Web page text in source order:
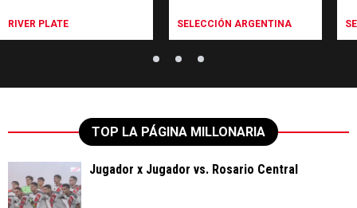
RIVER PLATE SELECCIÓN ARGENTINA
TOP LA PÁGINA MILLONARIA
Jugador x Jugador vs. Rosario Central